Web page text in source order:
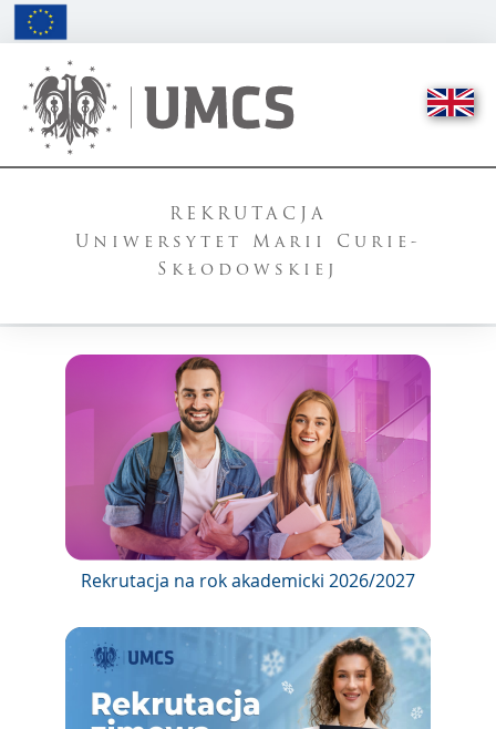
REKRUTACJA
Uniwersytet Marii Curie-
Skłodowskiej
Rekrutacja na rok akademicki 2026/2027